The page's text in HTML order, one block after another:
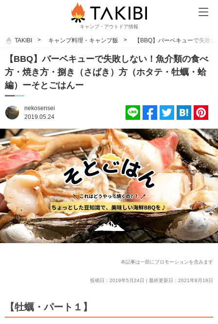
キャンプ・アウトドア情報
TAKIBI キャンプ料理・キャンプ飯 【BBQ】バーベキューで失敗
【BBQ】バーベキューで失敗しない！魚介類の食べ
方・焼き方・捌き（さばき）方（ホタテ・牡蠣・蛤
編）ーそとごはんー
nekosensei
2019.05.24
本記事は一部にプロモーションを含みます
投稿日：2019年5月24日 | 最終更新日：2021年8月18日
【牡蠣・パート１】